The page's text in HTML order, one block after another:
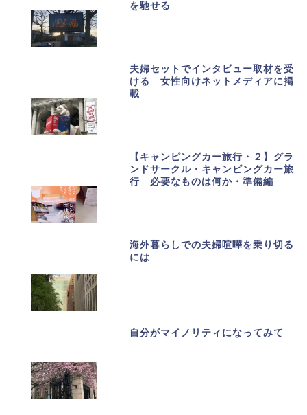
を馳せる
夫婦セットでインタビュー取材を受
ける 女性向けネットメディアに掲
載
【キャンピングカー旅行・２】グラ
ンドサークル・キャンピングカー旅
行 必要なものは何か・準備編
海外暮らしでの夫婦喧嘩を乗り切る
には
自分がマイノリティになってみて